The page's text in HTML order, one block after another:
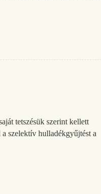
tetszésük szerint kellett
szelektív hulladékgyűjtést a